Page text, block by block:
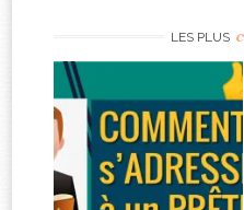
LES PLUS